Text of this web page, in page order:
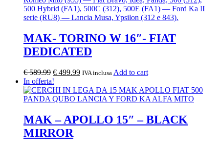
MAK- TORINO W 16″- FIAT
DEDICATED
€589.99 Il
prezzo
originale
era:
€ 499.99Il
attuale
è:
IVA inclusa Add to cart
In offerta!
MAK – APOLLO 15″ – BLACK
MIRROR